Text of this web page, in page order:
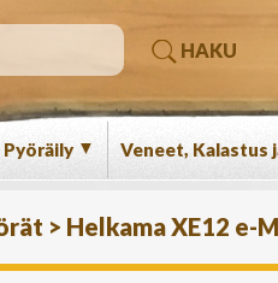
HAKU
Pyöräily ▼ Veneet,
> Helkama XE12 e-